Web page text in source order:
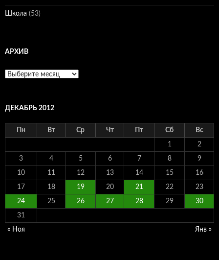
Школа (53)
АРХИВ
Архив
ДЕКАБРЬ 2012
Пн Вт Ср Чт Пт Сб Вс
1 2
3 4 5 6 7 8 9
10 11 12 13 14 15 16
17 18 19 20 21 22 23
24 25 26 27 28 29 30
31
« Ноя Янв »